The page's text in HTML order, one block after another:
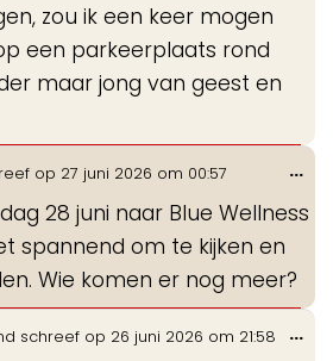
zou ik een keer mogen
een parkeerplaats rond
maar jong van geest en
op 27 juni 2026 om 00:57
28 juni naar Blue Wellness
spannend om te kijken en
Wie komen er nog meer?
...
schreef op 26 juni 2026 om 21:58 ...